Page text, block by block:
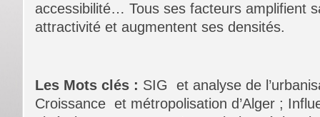
accessibilité… Tous ses facteurs amplifient
attractivité et augmentent ses densités.
Les Mots clés : SIG et analyse de
Croissance et métropolisation d’Alger ;